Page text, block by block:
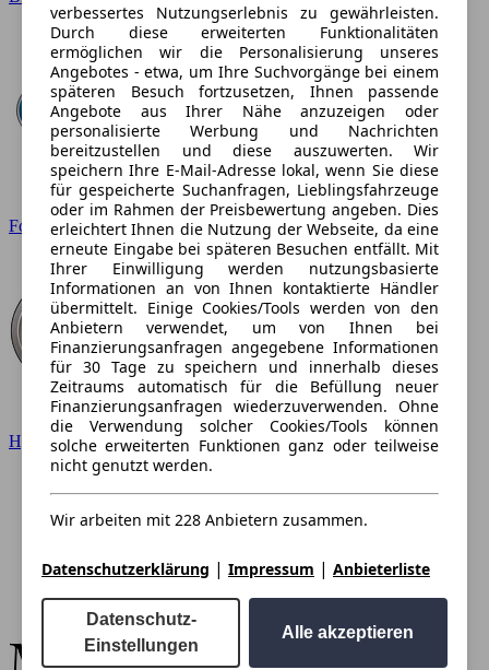
Ford
Hyundai
verbessertes Nutzungserlebnis zu gewährleisten.
Durch diese erweiterten Funktionalitäten
ermöglichen wir die Personalisierung unseres
Angebotes - etwa, um Ihre Suchvorgänge bei einem
späteren Besuch fortzusetzen, Ihnen passende
Angebote aus Ihrer Nähe anzuzeigen oder
personalisierte Werbung und Nachrichten
bereitzustellen und diese auszuwerten. Wir
speichern Ihre E-Mail-Adresse lokal, wenn Sie diese
für gespeicherte Suchanfragen, Lieblingsfahrzeuge
oder im Rahmen der Preisbewertung angeben. Dies
erleichtert Ihnen die Nutzung der Webseite, da eine
erneute Eingabe bei späteren Besuchen entfällt. Mit
Ihrer Einwilligung werden nutzungsbasierte
Informationen an von Ihnen kontaktierte Händler
übermittelt. Einige Cookies/Tools werden von den
Anbietern verwendet, um von Ihnen bei
Finanzierungsanfragen angegebene Informationen
für 30 Tage zu speichern und innerhalb dieses
Zeitraums automatisch für die Befüllung neuer
Finanzierungsanfragen wiederzuverwenden. Ohne
die Verwendung solcher Cookies/Tools können
solche erweiterten Funktionen ganz oder teilweise
nicht genutzt werden.
Wir arbeiten mit 228 Anbietern zusammen.
Datenschutzerklärung | Impressum | Anbieterliste
Datenschutz-
Einstellungen
Alle akzeptieren